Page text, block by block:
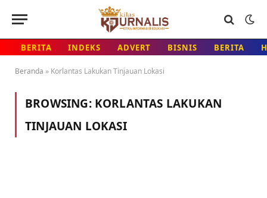
BERITA INDEKS ADVERT BISNIS BERITA
Beranda » Korlantas Lakukan Tinjauan Lokasi
BROWSING: KORLANTAS LAKUKAN
TINJAUAN LOKASI